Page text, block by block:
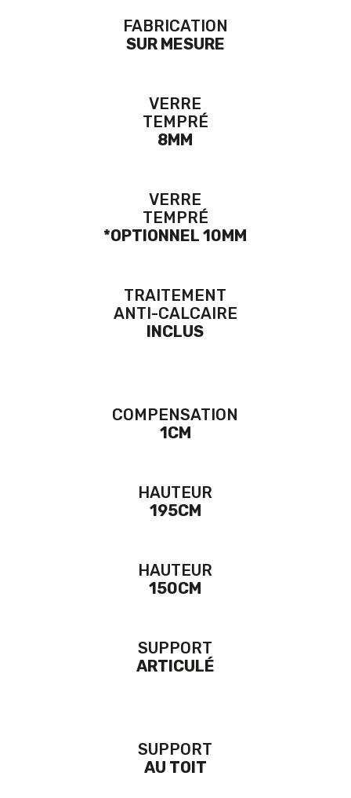
FABRICATION
SUR MESURE
VERRE
TEMPRÉ
8MM
VERRE
TEMPRÉ
*OPTIONNEL 10MM
TRAITEMENT
ANTI-CALCAIRE
INCLUS
COMPENSATION
1CM
HAUTEUR
195CM
HAUTEUR
150CM
SUPPORT
ARTICULÉ
SUPPORT
AU TOIT